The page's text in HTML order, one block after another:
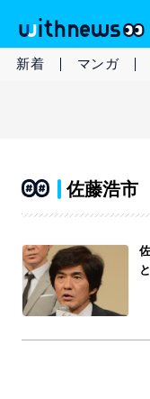
新着 マンガ
佐藤浩市